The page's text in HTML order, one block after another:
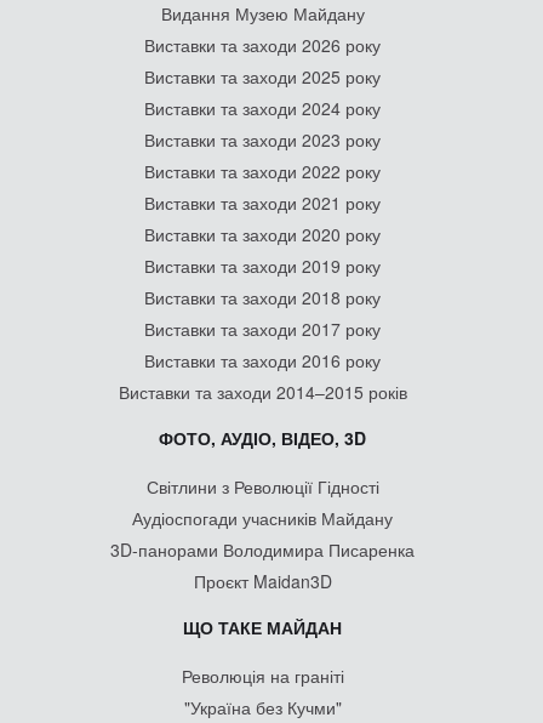
Видання Музею Майдану
Виставки та заходи 2026 року
Виставки та заходи 2025 року
Виставки та заходи 2024 року
Виставки та заходи 2023 року
Виставки та заходи 2022 року
Виставки та заходи 2021 року
Виставки та заходи 2020 року
Виставки та заходи 2019 року
Виставки та заходи 2018 року
Виставки та заходи 2017 року
Виставки та заходи 2016 року
Виставки та заходи 2014–2015 років
ФОТО, АУДІО, ВІДЕО, 3D
Світлини з Революції Гідності
Аудіоспогади учасників Майдану
3D-панорами Володимира Писаренка
Проєкт Maidan3D
ЩО ТАКЕ МАЙДАН
Революція на граніті
"Україна без Кучми"